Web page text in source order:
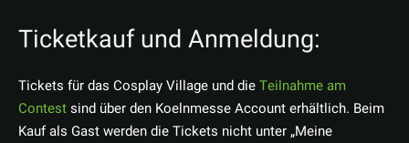
Ticketkauf und Anmeldung:
Tickets für das Cosplay Village und dieTeilnahme am
Contestsind über den Koelnmesse Account erhältlich. Beim
Kauf als Gast werden die Tickets nicht unter „Meine